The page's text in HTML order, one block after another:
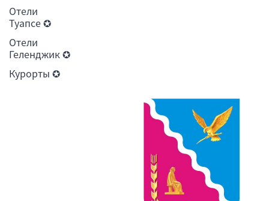
Отели
Туапсе ✪
Отели
Геленджик ✪
Курорты ✪